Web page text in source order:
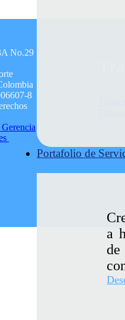
Portafolio de
a
de
No.29
8